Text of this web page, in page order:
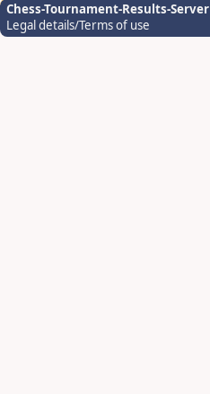
Chess-Tournament-Results-Server
Legal details/Terms of use